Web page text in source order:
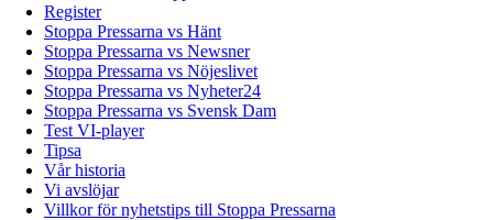
Register
Stoppa Pressarna vs Hänt
Stoppa Pressarna vs Newsner
Stoppa Pressarna vs Nöjeslivet
Stoppa Pressarna vs Nyheter24
Stoppa Pressarna vs Svensk Dam
Test VI-player
Tipsa
Vår historia
Vi avslöjar
Villkor för nyhetstips till Stoppa Pressarna